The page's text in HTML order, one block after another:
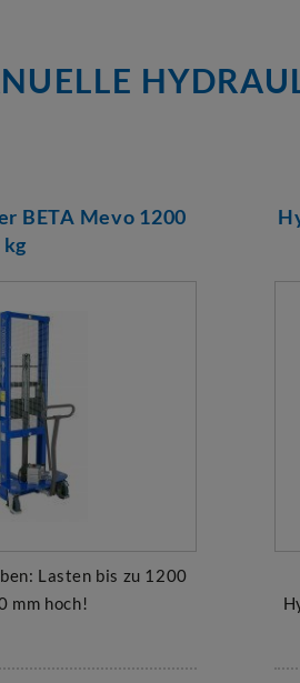
BETA Mevo 1200
kg
Lasten bis zu 1200
mm hoch!